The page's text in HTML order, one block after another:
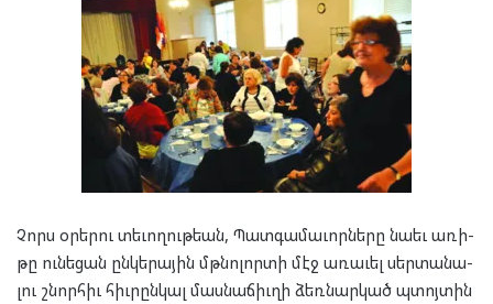
Չորս օրե­րու տե­ւո­ղու­թեան, Պատ­գա­մա­ւոր­նե­րը նա­եւ առի­
թը ու­նե­ցան ըն­կե­րա­յին մթնո­լոր­տի մէջ առա­ւել սեր­տա­նա­
լու շնոր­հիւ հիւ­րըն­կալ մաս­նա­ճիւ­ղի ձեռ­նար­կած պտոյ­տին